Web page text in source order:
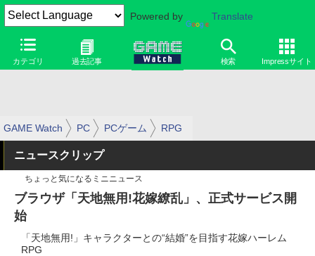
Powered by Translate
カテゴリ 過去記事 検索 Impressサイト
GAME Watch PC PCゲーム RPG
ニュースクリップ
ちょっと気になるミニニュース
ブラウザ「天地無用!花嫁繚乱」、正式サービス開
始
「天地無用!」キャラクターとの“結婚”を目指す花嫁ハーレム
RPG